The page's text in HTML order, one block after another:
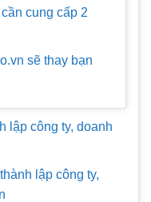
cung cấp 2
sẽ thay bạn
lập công ty, doanh
lập công ty,